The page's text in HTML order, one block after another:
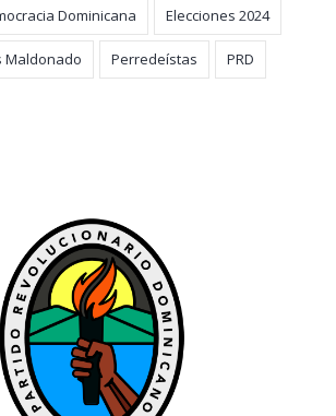
Dominicana Elecciones 2024
Maldonado Perredeístas PRD